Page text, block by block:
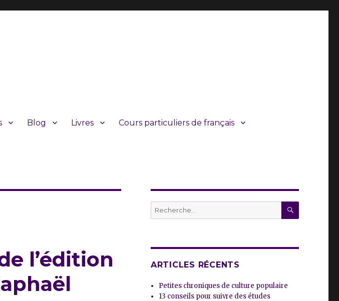
Blog Livres Cours particuliers de français
l’édition
Recherche
pour :
ARTICLES RÉCENTS
Petites chroniques de culture populaire
13 conseils pour suivre des études